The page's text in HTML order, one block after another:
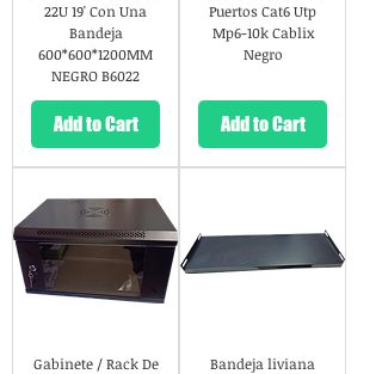
22U 19' Con Una
Bandeja
600*600*1200MM
NEGRO B6022
Add to Cart
Puertos Cat6 Utp
Mp6-10k Cablix
Negro
Add to Cart
Gabinete / Rack De
Bandeja liviana